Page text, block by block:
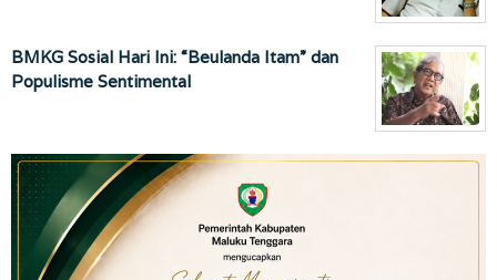
BMKG Sosial Hari Ini: “Beulanda Itam” dan
Populisme Sentimental